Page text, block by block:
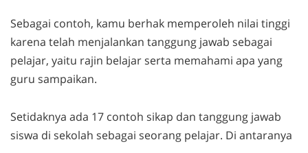
Sebagai contoh, kamu berhak memperoleh nilai tinggi
karena telah menjalankan tanggung jawab sebagai
pelajar, yaitu rajin belajar serta memahami apa yang
guru sampaikan.
Setidaknya ada 17 contoh sikap dan tanggung jawab
siswa di sekolah sebagai seorang pelajar. Di antaranya